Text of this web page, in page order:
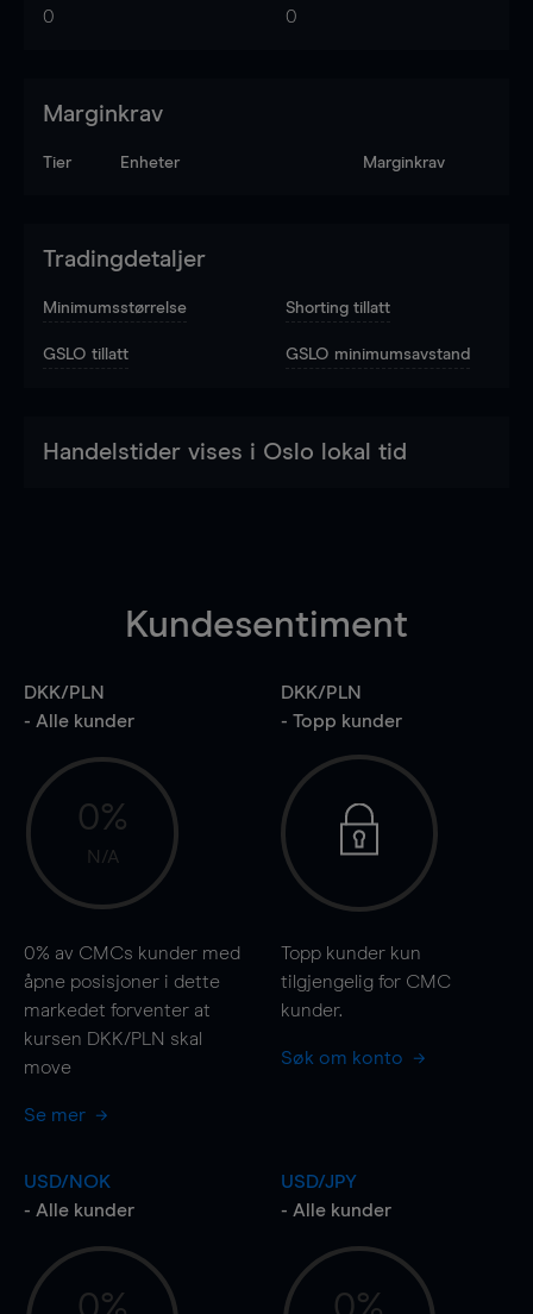
0 0
Marginkrav
Tier Enheter Marginkrav
Tradingdetaljer
Minimumsstørrelse Shorting tillatt
GSLO tillatt GSLO minimumsavstand
Handelstider vises i Oslo lokal tid
Kundesentiment
DKK/PLN
- Alle kunder
0%
N/A
0% av CMCs kunder med
åpne posisjoner i dette
markedet forventer at
kursen DKK/PLN skal
move
Se mer
DKK/PLN
- Topp kunder
Topp kunder kun
tilgjengelig for CMC
kunder.
Søk om konto
USD/NOK
- Alle kunder
USD/JPY
- Alle kunder